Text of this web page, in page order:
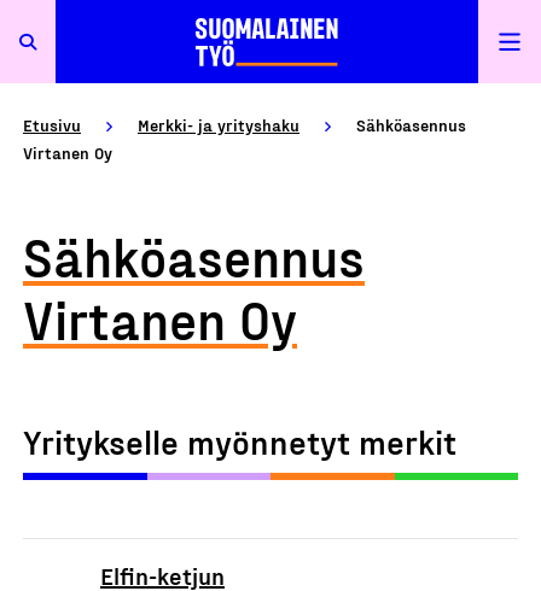
Etusivu Merkki- ja yrityshaku
Sähköasennus
Virtanen Oy
Sähköasennus
Virtanen Oy
Yritykselle myönnetyt merkit
Elfin-ketjun